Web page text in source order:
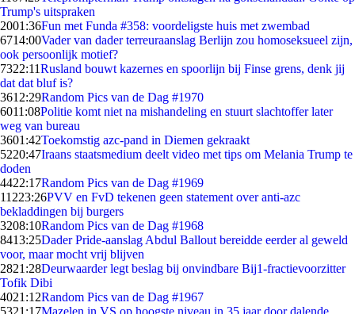
Trump's uitspraken
2001:36Fun met Funda #358: voordeligste huis met zwembad
6714:00Vader van dader terreuraanslag Berlijn zou homoseksueel zijn,
ook persoonlijk motief?
7322:11Rusland bouwt kazernes en spoorlijn bij Finse grens, denk jij
dat dat bluf is?
3612:29Random Pics van de Dag #1970
6011:08Politie komt niet na mishandeling en stuurt slachtoffer later
weg van bureau
3601:42Toekomstig azc-pand in Diemen gekraakt
5220:47Iraans staatsmedium deelt video met tips om Melania Trump te
doden
4422:17Random Pics van de Dag #1969
11223:26PVV en FvD tekenen geen statement over anti-azc
bekladdingen bij burgers
3208:10Random Pics van de Dag #1968
8413:25Dader Pride-aanslag Abdul Ballout bereidde eerder al geweld
voor, maar mocht vrij blijven
2821:28Deurwaarder legt beslag bij onvindbare Bij1-fractievoorzitter
Tofik Dibi
4021:12Random Pics van de Dag #1967
5321:17Mazelen in VS op hoogste niveau in 35 jaar door dalende